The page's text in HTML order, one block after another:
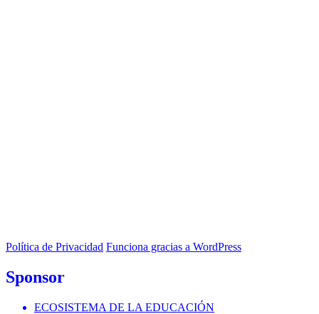
Política de Privacidad Funciona gracias a WordPress
Sponsor
ECOSISTEMA DE LA EDUCACIÓN